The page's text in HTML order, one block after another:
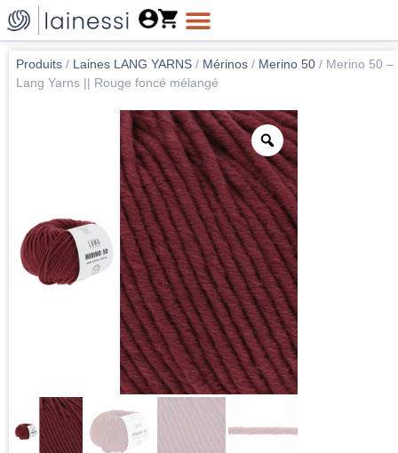
Produits / Laines LANG YARNS / Mérinos / Merino 50 / Merino 50 –
Lang Yarns || Rouge foncé mélangé